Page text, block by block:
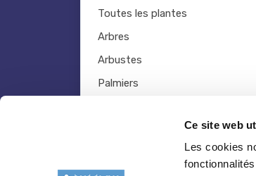
Ce site web
Les cookies
Toutes les plantes
Arbres
Arbustes
Palmiers